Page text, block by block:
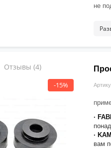
не
Отзывы (4)
-15%
·
·
вам